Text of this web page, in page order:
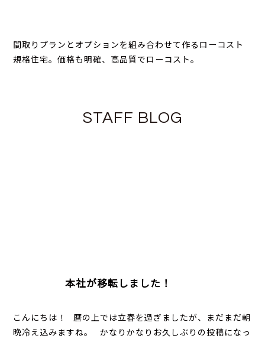
間取りプランとオプションを組み合わせて作るローコスト
規格住宅。価格も明確、高品質でローコスト。
STAFF BLOG
本社が移転しました！
こんにちは！ 暦の上では立春を過ぎましたが、まだまだ朝
晩冷え込みますね。 かなりかなりお久しぶりの投稿になっ